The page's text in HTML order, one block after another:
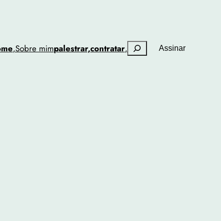
,Sobre mimpalestrar,contratar, PesquisarAssinar